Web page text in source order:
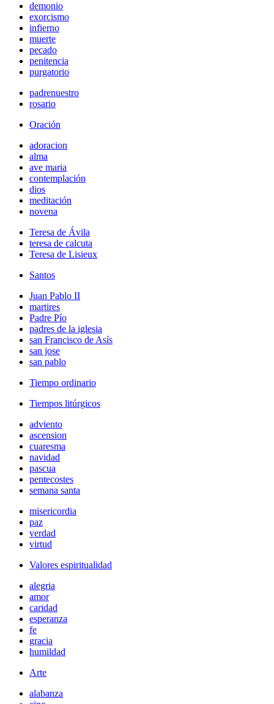
demonio
exorcismo
infierno
muerte
pecado
penitencia
purgatorio
padrenuestro
rosario
Oración
adoracion
alma
ave maria
contemplación
dios
meditación
novena
Teresa de Ávila
teresa de calcuta
Teresa de Lisieux
Santos
Juan Pablo II
martires
Padre Pío
padres de la iglesia
san Francisco de Asís
san jose
san pablo
Tiempo ordinario
Tiempos litúrgicos
adviento
ascension
cuaresma
navidad
pascua
pentecostes
semana santa
misericordia
paz
verdad
virtud
Valores espiritualidad
alegria
amor
caridad
esperanza
fe
gracia
humildad
Arte
alabanza